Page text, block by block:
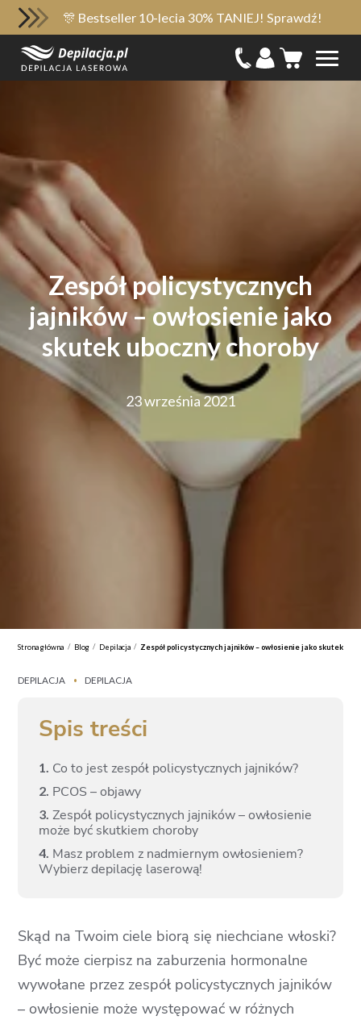
🎊 Bestseller 10-lecia 30% TANIEJ! Sprawdź!
Zespół policystycznych
jajników – owłosienie jako
skutek uboczny choroby
23 września 2021
Strona główna / Blog / Depilacja / Zespół policystycznych jajników – owłosienie jako skutek
DEPILACJA • DEPILACJA
Spis treści
1. Co to jest zespół policystycznych jajników?
2. PCOS – objawy
3. Zespół policystycznych jajników – owłosienie
może być skutkiem choroby
4. Masz problem z nadmiernym owłosieniem?
Wybierz depilację laserową!
Skąd na Twoim ciele biorą się niechciane włoski?
Być może cierpisz na zaburzenia hormonalne
wywołane przez zespół policystycznych jajników
– owłosienie może występować w różnych